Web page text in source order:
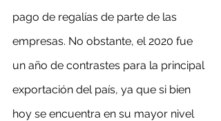
pago de regalías de parte de las
empresas. No obstante, el 2020 fue
un año de contrastes para la principal
exportación del país, ya que si bien
hoy se encuentra en su mayor nivel